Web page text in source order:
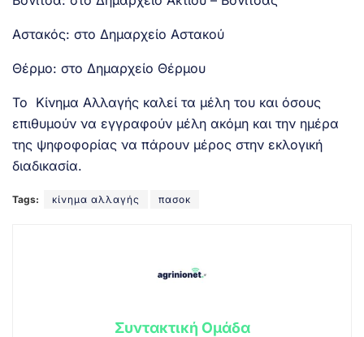
Αστακός: στο Δημαρχείο Αστακού
Θέρμο: στο Δημαρχείο Θέρμου
Το Κίνημα Αλλαγής καλεί τα μέλη του και όσους
επιθυμούν να εγγραφούν μέλη ακόμη και την ημέρα
της ψηφοφορίας να πάρουν μέρος στην εκλογική
διαδικασία.
Tags: κίνημα αλλαγής πασοκ
Συντακτική Ομάδα